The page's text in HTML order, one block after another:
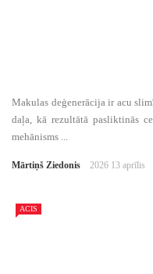
Makulas deģenerācija ir acu
daļa, kā rezultātā pasliktinās
mehānisms ...
Mārtiņš Ziedonis 2026 13 aprīlis
ACIS